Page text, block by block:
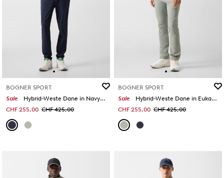
BOGNER SPORT
Sale
Hybrid-Weste Dane in Navy-Blau
CHF 255,00 CHF 425,00
BOGNER SPORT
Sale
Hybrid-Weste Dane in Eukalyptus
CHF 255,00 CHF 425,00